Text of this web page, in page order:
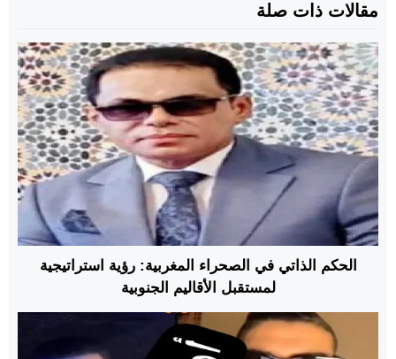
مقالات ذات صلة
الحكم الذاتي في الصحراء المغربية: رؤية استراتيجية
لمستقبل الأقاليم الجنوبية